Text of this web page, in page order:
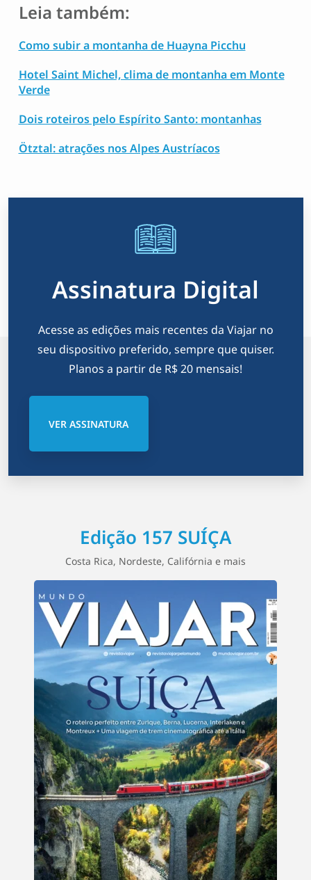
Leia também:
Como subir a montanha de Huayna Picchu
Hotel Saint Michel, clima de montanha em Monte
Verde
Dois roteiros pelo Espírito Santo: montanhas
Ötztal: atrações nos Alpes Austríacos
Assinatura Digital
Acesse as edições mais recentes da Viajar no
seu dispositivo preferido, sempre que quiser.
Planos a partir de R$ 20 mensais!
VER ASSINATURA
Edição 157 SUÍÇA
Costa Rica, Nordeste, Califórnia e mais